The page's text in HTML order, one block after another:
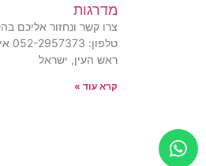
מדרגות
ראש העין, ישראל
קרא עוד »